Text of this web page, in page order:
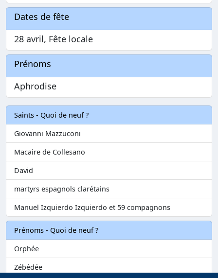
Dates de fête
28 avril, Fête locale
Prénoms
Aphrodise
Saints - Quoi de neuf ?
Giovanni Mazzuconi
Macaire de Collesano
David
martyrs espagnols clarétains
Manuel Izquierdo Izquierdo et 59 compagnons
Prénoms - Quoi de neuf ?
Orphée
Zébédée